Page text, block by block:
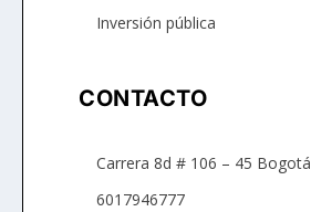
Inversión pública
CONTACTO
Carrera 8d # 106 – 45 Bogotá
6017946777